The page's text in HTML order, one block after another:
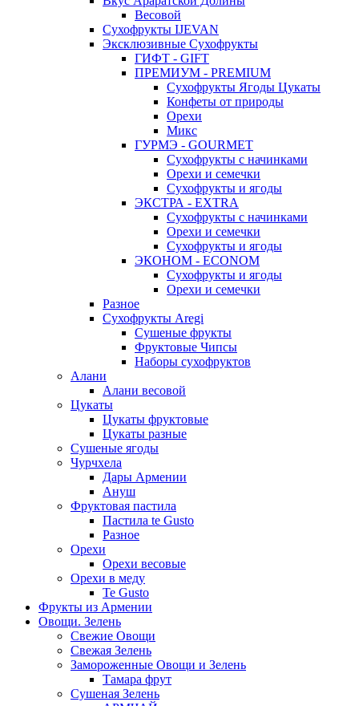
Весовой
Сухофрукты IJEVAN
Эксклюзивные Сухофрукты
ГИФТ - GIFT
ПРЕМИУМ - PREMIUM
Сухофрукты Ягоды Цукаты
Конфеты от природы
Орехи
Микс
ГУРМЭ - GOURMET
Сухофрукты с начинками
Орехи и семечки
Сухофрукты и ягоды
ЭКСТРА - EXTRA
Сухофрукты с начинками
Орехи и семечки
Сухофрукты и ягоды
ЭКОНОМ - ECONOM
Сухофрукты и ягоды
Орехи и семечки
Разное
Сухофрукты Aregi
Сушеные фрукты
Фруктовые Чипсы
Наборы сухофруктов
Алани
Алани весовой
Цукаты
Цукаты фруктовые
Цукаты разные
Сушеные ягоды
Чурчхела
Дары Армении
Ануш
Фруктовая пастила
Пастила te Gusto
Разное
Орехи
Орехи весовые
Орехи в меду
Te Gusto
Фрукты из Армении
Овощи. Зелень
Свежие Овощи
Свежая Зелень
Замороженные Овощи и Зелень
Тамара фрут
Сушеная Зелень